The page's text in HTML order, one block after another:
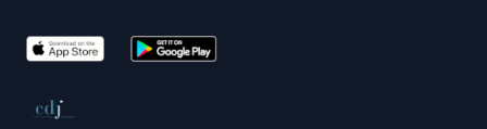
App Store Google Play
Conseil de déontologie journalistique